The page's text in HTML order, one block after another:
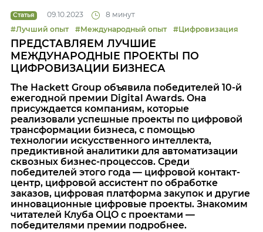
Статья 09.10.2023
8 минут
#Лучший опыт
#Международный опыт #Цифровизация
ПРЕДСТАВЛЯЕМ ЛУЧШИЕ
МЕЖДУНАРОДНЫЕ ПРОЕКТЫ ПО
ЦИФРОВИЗАЦИИ БИЗНЕСА
The Hackett Group объявила победителей 10-й
ежегодной премии Digital Awards. Она
присуждается компаниям, которые
реализовали успешные проекты по цифровой
трансформации бизнеса, с помощью
технологии искусственного интеллекта,
предиктивной аналитики для автоматизации
сквозных бизнес-процессов. Среди
победителей этого года — цифровой контакт-
центр, цифровой ассистент по обработке
заказов, цифровая платформа закупок и другие
инновационные цифровые проекты. Знакомим
читателей Клуба ОЦО с проектами —
победителями премии подробнее.